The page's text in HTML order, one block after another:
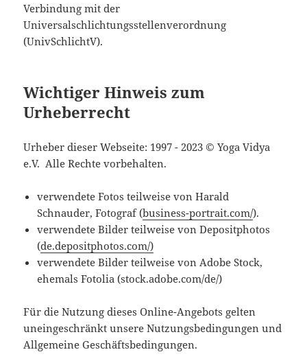
Verbindung mit der
Universalschlichtungsstellenverordnung
(UnivSchlichtV).
Wichtiger Hinweis zum
Urheberrecht
Urheber dieser Webseite: 1997 - 2023 © Yoga Vidya
e.V. Alle Rechte vorbehalten.
verwendete Fotos teilweise von Harald
Schnauder, Fotograf (business-portrait.com/).
verwendete Bilder teilweise von Depositphotos
(de.depositphotos.com/)
verwendete Bilder teilweise von Adobe Stock,
ehemals Fotolia (stock.adobe.com/de/)
Für die Nutzung dieses Online-Angebots gelten
uneingeschränkt unsere Nutzungsbedingungen und
Allgemeine Geschäftsbedingungen.